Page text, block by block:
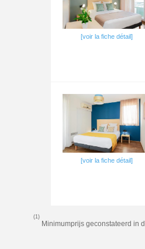
[voir la fiche détail]
[voir la fiche détail]
(1)
Minimumprijs geconstateerd in